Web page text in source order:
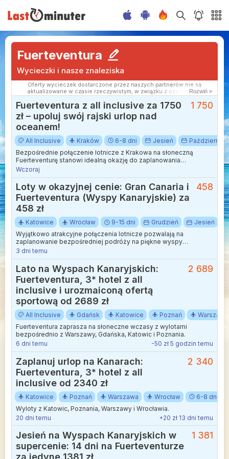
Fuerteventura
Wycieczki i nasze znaleziska
Oferty wycieczek dostarczone przez naszych partnerów nie są
aktualizowane w czasie rzeczywistym, w związku z czym ceny i
dostępność ofert mogą się nieznacznie różnić od aktualnych.
Dokładamy wszelkich starań aby rozbieżności były jak najmniejsze.
Rozwiń »
Fuerteventura z all inclusive za 1750
zł – upoluj swój rajski urlop nad
oceanem!
1 750
All Inclusive Kraków 6-8 dni Jesień
Październik
Bezpośrednie połączenie lotnicze z Krakowa na słoneczną
Fuerteventurę stanowi idealną okazję do zaplanowania
jesiennego wypoczynku na Wyspach Kanaryjskich. Podróż z
małopolskiego lotniska trwa nieco ponad pięć godzin, co
pozwala na szybkie przeniesienie się z chłodniejszej Polski
wprost na piaszczyste wybrzeża Oceanu Atlantyckiego.
Wczoraj
Loty w okazyjnej cenie: Gran Canaria i
Fuerteventura (Wyspy Kanaryjskie) za
458 zł
458
Katowice Wrocław 9-15 dni Grudzień
Jesień
Wyjątkowo atrakcyjne połączenia lotnicze pozwalają na
zaplanowanie bezpośredniej podróży na piękne wyspy
archipelagu.
3 dni temu
Lato na Wyspach Kanaryjskich:
Fuerteventura, 3* hotel z all
inclusive i urozmaiconą ofertą
sportową od 2689 zł
2 689
All Inclusive Gdańsk Katowice Poznań
Warszawa
Fuerteventura zaprasza na słoneczne wczasy z wylotami
bezpośrednio z Warszawy, Gdańska, Katowic i Poznania.
6 dni temu
-50 zł 5 godzin temu
Zaplanuj urlop na Kanarach:
Fuerteventura, 3* hotel z all
inclusive od 2340 zł
2 340
Katowice Poznań Warszawa Wrocław
6-8 dni
Wyloty z Katowic, Poznania, Warszawy i Wrocławia.
20 dni temu
+20 zł 13 dni temu
Jesień na Wyspach Kanaryjskich w
supercenie: 14 dni na Fuerteventurze
za jedyne 1381 zł
1 381